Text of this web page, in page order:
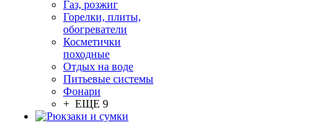
Газ, розжиг
Горелки, плиты,
обогреватели
Косметички
походные
Отдых на воде
Питьевые системы
Фонари
+ ЕЩЕ 9